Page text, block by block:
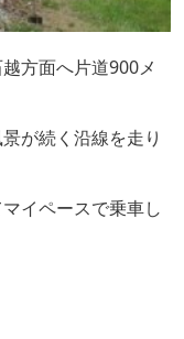
方面へ片道900メ
が続く沿線を走り
イペースで乗車し